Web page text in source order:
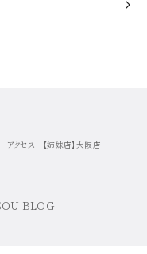
アクセス 【姉妹店】大阪店